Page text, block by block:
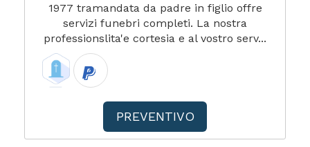
1977 tramandata da padre in figlio offre
servizi funebri completi. La nostra
professionslita'e cortesia e al vostro serv...
PREVENTIVO